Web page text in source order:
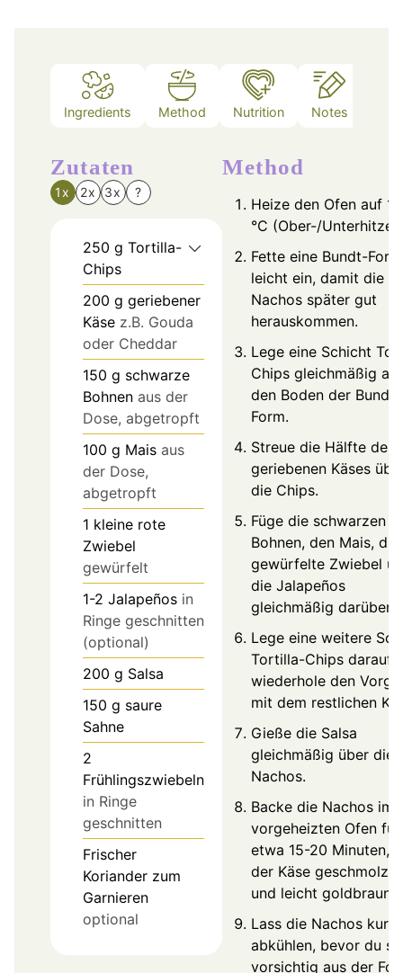
Ingredients Method Nutrition Notes
Zutaten
1x 2x 3x ?
250 g Tortilla-
Chips
200 g geriebener
Käse z.B. Gouda
oder Cheddar
150 g schwarze
Bohnen aus der
Dose, abgetropft
100 g Mais aus
der Dose,
abgetropft
1 kleine rote
Zwiebel
gewürfelt
1-2 Jalapeños in
Ringe geschnitten
(optional)
200 g Salsa
150 g saure
Sahne
2
Frühlingszwiebeln
in Ringe
geschnitten
Frischer
Koriander zum
Garnieren
optional
Method
Heize den Ofen auf
°C (Ober-/Unterhitze)
Fette eine Bundt-Form
leicht ein, damit die
Nachos später gut
herauskommen.
Lege eine Schicht
Chips gleichmäßig auf
den Boden der Bundt-
Form.
Streue die Hälfte des
geriebenen Käses
die Chips.
Füge die schwarzen
Bohnen, den Mais, die
gewürfelte Zwiebel
die Jalapeños
gleichmäßig darüber.
Lege eine weitere
Tortilla-Chips darauf
wiederhole den
mit dem restlichen
Gieße die Salsa
gleichmäßig über die
Nachos.
Backe die Nachos im
vorgeheizten Ofen für
etwa 15-20 Minuten,
der Käse
und leicht goldbraun
Lass die Nachos kurz
abkühlen, bevor du
vorsichtig aus der